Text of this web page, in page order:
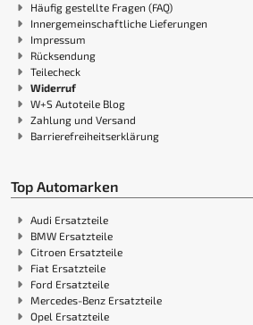
Häufig gestellte Fragen (FAQ)
Innergemeinschaftliche Lieferungen
Impressum
Rücksendung
Teilecheck
Widerruf
W+S Autoteile Blog
Zahlung und Versand
Barrierefreiheitserklärung
Top Automarken
Audi Ersatzteile
BMW Ersatzteile
Citroen Ersatzteile
Fiat Ersatzteile
Ford Ersatzteile
Mercedes-Benz Ersatzteile
Opel Ersatzteile